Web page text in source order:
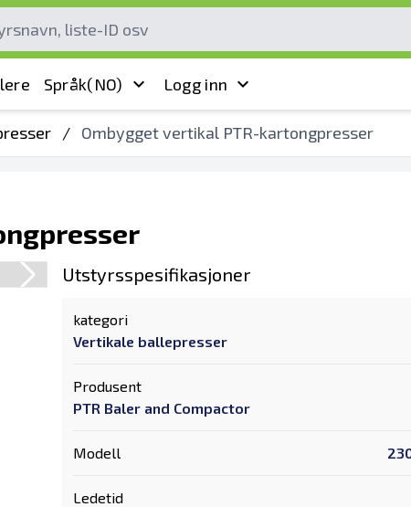
Språk(NO) Logg inn
/ Ombygget vertikal PTR-kartongpresser
Utstyrsspesifikasjoner
kategori
Vertikale ballepresser
Produsent
PTR Baler and Compactor
Modell
Ledetid